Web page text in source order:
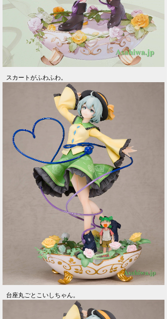
スカートがふわふわ。
台座丸ごとこいしちゃん。